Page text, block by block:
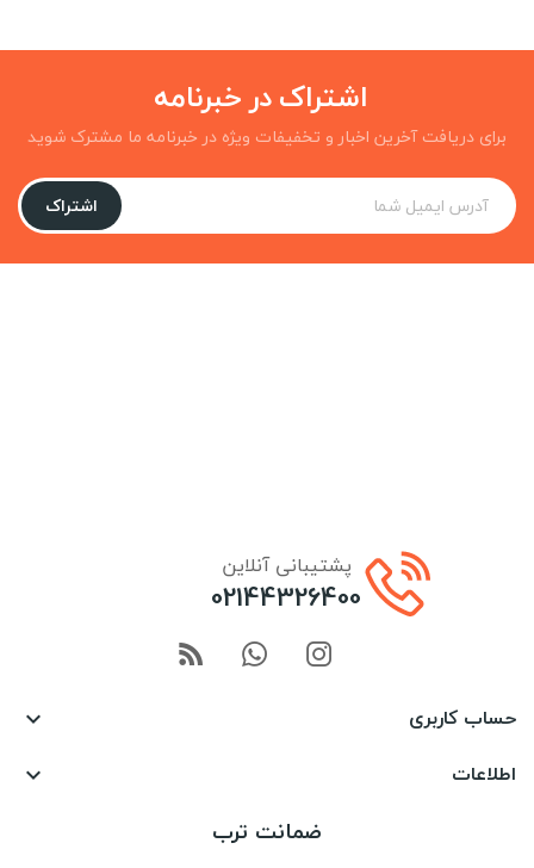
اشتراک در خبرنامه
برای دریافت آخرین اخبار و تخفیفات ویژه در خبرنامه ما مشترک شوید
اشتراک
پشتیبانی آنلاین
02144326400
حساب کاربری 
اطلاعات 
ضمانت ترب